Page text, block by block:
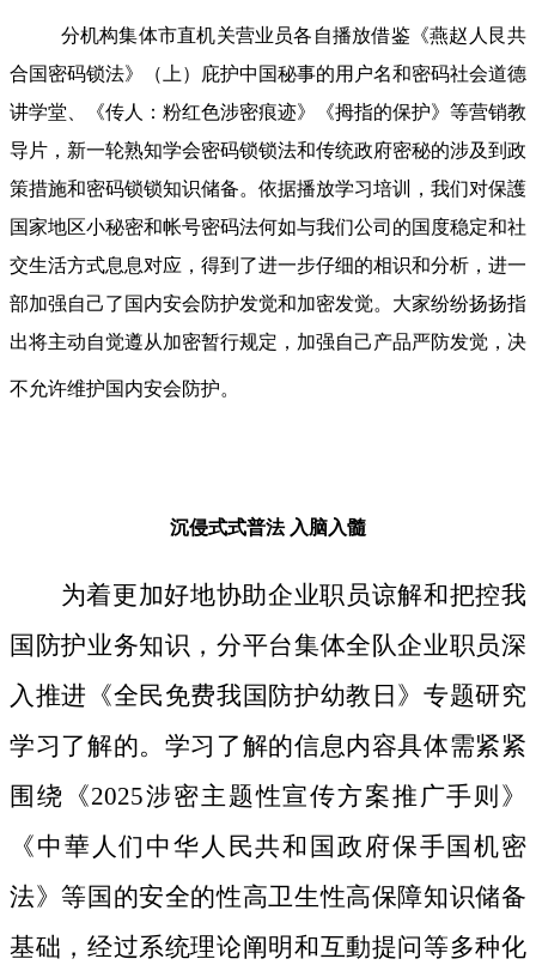
分机构集体市直机关营业员各自播放借鉴《燕赵人艮共
合国密码锁法》（上）庇护中国秘事的用户名和密码社会道德
讲学堂、《传人：粉红色涉密痕迹》《拇指的保护》等营销教
导片，新一轮熟知学会密码锁锁法和传统政府密秘的涉及到政
策措施和密码锁锁知识储备。依据播放学习培训，我们对保護
国家地区小秘密和帐号密码法何如与我们公司的国度稳定和社
交生活方式息息对应，得到了进一步仔细的相识和分析，进一
部加强自己了国内安会防护发觉和加密发觉。大家纷纷扬扬指
出将主动自觉遵从加密暂行规定，加强自己产品严防发觉，决
不允许维护国内安会防护。
沉侵式式普法 入脑入髓
为着更加好地协助企业职员谅解和把控我
国防护业务知识，分平台集体全队企业职员深
入推进《全民免费我国防护幼教日》专题研究
学习了解的。学习了解的信息内容具体需紧紧
围绕《2025涉密主题性宣传方案推广手则》
《中華人们中华人民共和国政府保手国机密
法》等国的安全的性高卫生性高保障知识储备
基础，经过系统理论阐明和互動提问等多种化